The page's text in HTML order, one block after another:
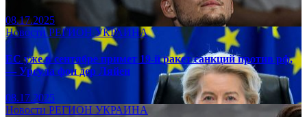
08.17.2025
НовостиРЕГИОНУКРАИНА
ЕС уже в сентябре примет 19-й ракет санкций против рф,
— Урсула фон дер Ляйен
08.17.2025
Новости РЕГИОН УКРАИНА